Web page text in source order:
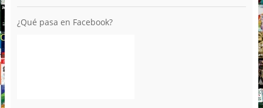
¿Qué pasa en Facebook?